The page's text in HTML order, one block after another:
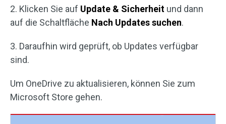
2. Klicken Sie auf Update & Sicherheit und dann
auf die Schaltfläche Nach Updates suchen.
3. Daraufhin wird geprüft, ob Updates verfügbar
sind.
Um OneDrive zu aktualisieren, können Sie zum
Microsoft Store gehen.